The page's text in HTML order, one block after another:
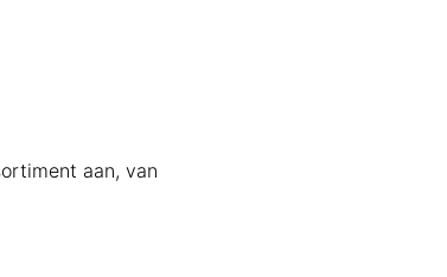
aan, van